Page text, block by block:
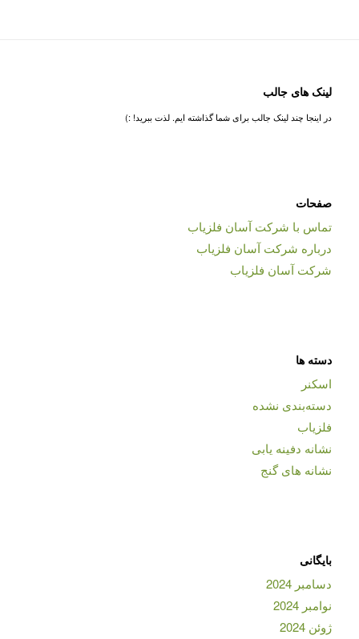
لینک های جالب
در اینجا چند لینک جالب برای شما گذاشته ایم. لذت ببرید! :)
صفحات
تماس با شرکت آسان فلزیاب
درباره شرکت آسان فلزیاب
شرکت آسان فلزیاب
دسته ها
اسکنر
دسته‌بندی نشده
فلزیاب
نشانه دفینه یابی
نشانه های گنج
بایگانی
دسامبر 2024
نوامبر 2024
ژوئن 2024